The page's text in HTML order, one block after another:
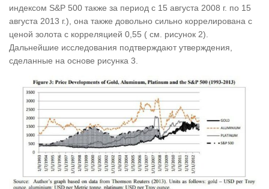
индексом S&P 500 также за период с 15 августа 2008 г. по 15
августа 2013 г.), она также довольно сильно коррелирована с
ценой золота с корреляцией 0,55 ( см. рисунок 2).
Дальнейшие исследования подтверждают утверждения,
сделанные на основе рисунка 3.